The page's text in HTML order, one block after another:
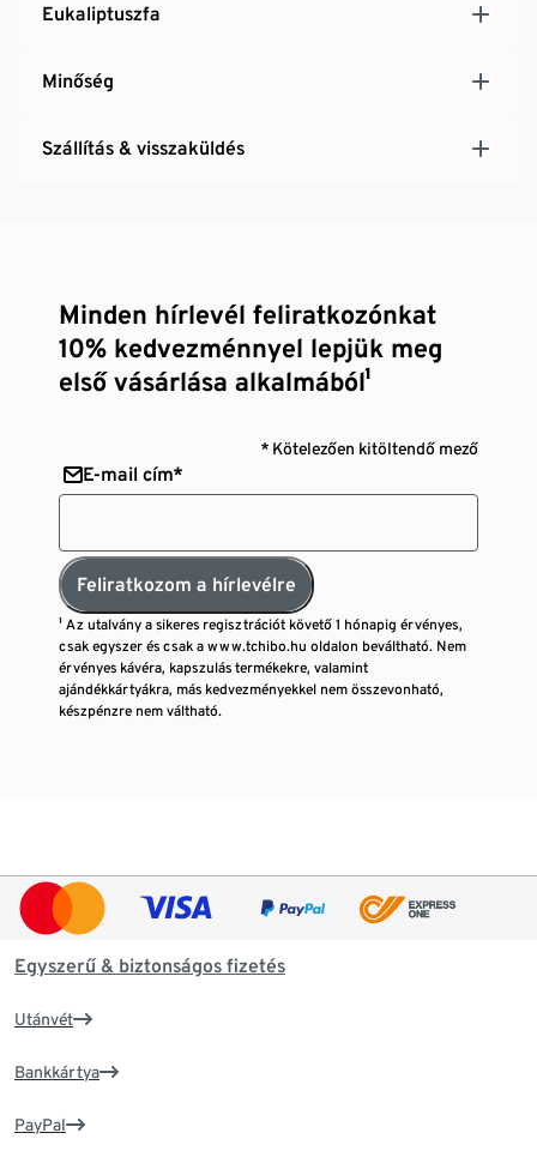
Eukaliptuszfa
Minőség
Szállítás & visszaküldés
Minden hírlevél feliratkozónkat
10% kedvezménnyel lepjük meg
első vásárlása alkalmából¹
* Kötelezően kitöltendő mező
E-mail cím*
Feliratkozom a hírlevélre
¹ Az utalvány a sikeres regisztrációt követő 1 hónapig érvényes,
csak egyszer és csak a www.tchibo.hu oldalon beváltható. Nem
érvényes kávéra, kapszulás termékekre, valamint
ajándékkártyákra, más kedvezményekkel nem összevonható,
készpénzre nem váltható.
Egyszerű & biztonságos fizetés
Utánvét
Bankkártya
PayPal